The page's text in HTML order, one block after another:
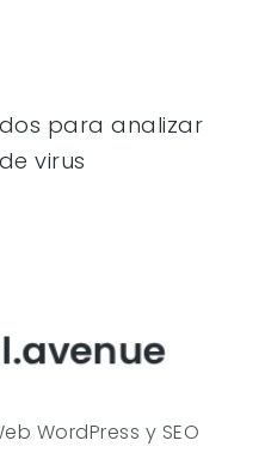
para analizar
virus
WordPress y SEO